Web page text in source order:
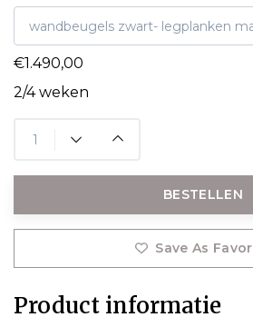
€1.490,00
2/4 weken
BESTELLEN
Save As
Product informatie